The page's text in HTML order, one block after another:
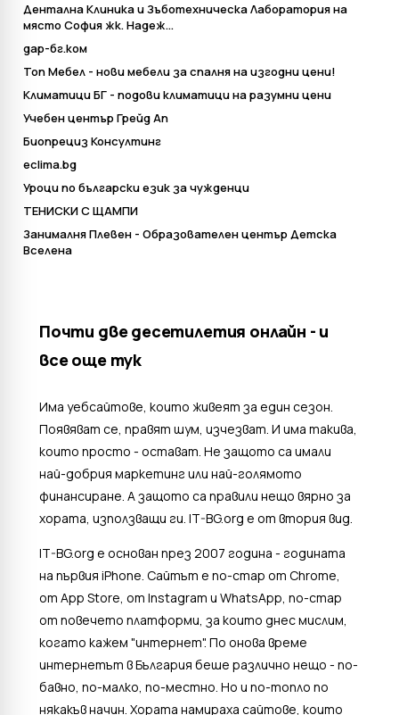
Дентална Клиника и Зъботехническа Лаборатория на
място София жк. Надеж...
дар-бг.ком
Топ Мебел - нови мебели за спалня на изгодни цени!
Климатици БГ - подови климатици на разумни цени
Учебен център Грейд Ап
Биопрециз Консултинг
eclima.bg
Уроци по български език за чужденци
ТЕНИСКИ С ЩАМПИ
Занималня Плевен - Образователен център Детска
Вселена
Почти две десетилетия онлайн - и
все още тук
Има уебсайтове, които живеят за един сезон.
Появяват се, правят шум, изчезват. И има такива,
които просто - остават. Не защото са имали
най-добрия маркетинг или най-голямото
финансиране. А защото са правили нещо вярно за
хората, използващи ги. IT-BG.org е от втория вид.
IT-BG.org е основан през 2007 година - годината
на първия iPhone. Сайтът е по-стар от Chrome,
от App Store, от Instagram и WhatsApp, по-стар
от повечето платформи, за които днес мислим,
когато кажем "интернет". По онова време
интернетът в България беше различно нещо - по-
бавно, по-малко, по-местно. Но и по-топло по
някакъв начин. Хората намираха сайтове, които